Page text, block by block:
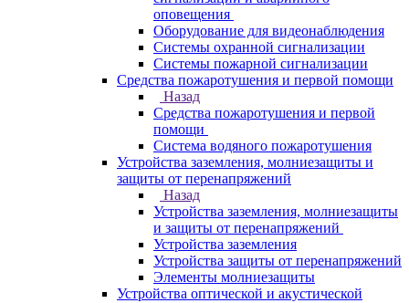
оповещения
Оборудование для видеонаблюдения
Системы охранной сигнализации
Системы пожарной сигнализации
Средства пожаротушения и первой помощи
Назад
Средства пожаротушения и первой
помощи
Система водяного пожаротушения
Устройства заземления, молниезащиты и
защиты от перенапряжений
Назад
Устройства заземления, молниезащиты
и защиты от перенапряжений
Устройства заземления
Устройства защиты от перенапряжений
Элементы молниезащиты
Устройства оптической и акустической